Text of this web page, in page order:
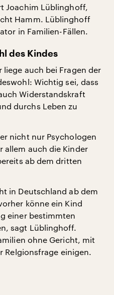
Joachim Lüblinghoff,
Hamm. Lüblinghoff
in Familien-Fällen.
des Kindes
liege auch bei Fragen der
Wichtig sei, dass
Widerstandskraft
durchs Leben zu
nicht nur Psychologen
allem auch die Kinder
ab dem dritten
in Deutschland ab dem
könne ein Kind
einer bestimmten
sagt Lüblinghoff.
ohne Gericht, mit
Relgionsfrage einigen.